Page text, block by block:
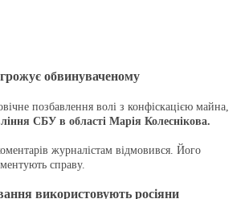
обвинуваченому
позбавлення волі з конфіскацією майна,
СБУ в області Марія Колеснікова.
журналістам відмовився. Його
справу.
використовують росіяни